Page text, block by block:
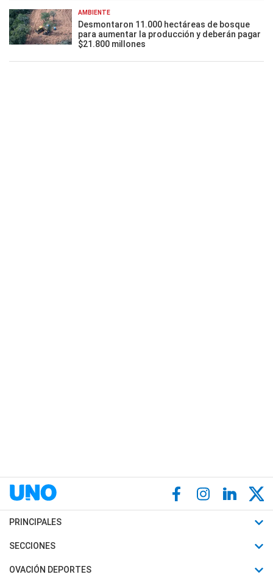
AMBIENTE
Desmontaron 11.000 hectáreas de bosque
para aumentar la producción y deberán pagar
$21.800 millones
PRINCIPALES
Últimas Noticias
Política
SECCIONES
Horóscopo
OVACIÓN DEPORTES